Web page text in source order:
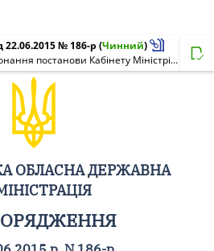
22.06.2015 № 186-р (Чинний)
Про забезпечення виконання постанови Кабінету Міністрів України від 04 червня 2015 року N 375 "Питання погашення у 2015 році заборгованості з різниці в тарифах на теплову енергію, опалення та постачання гарячої води, послуги з централізованого водопостачання, водовідведення, що вироблялися, транспортувалися та постачалися населенню"
ОБЛАСНА ДЕРЖАВНА